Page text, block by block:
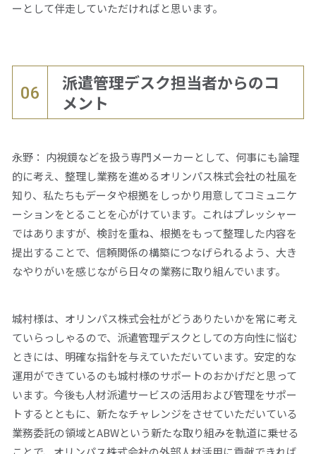
ーとして伴走していただければと思います。
06
派遣管理デスク担当者からのコ
メント
永野： 内視鏡などを扱う専門メーカーとして、何事にも論理
的に考え、整理し業務を進めるオリンパス株式会社の社風を
知り、私たちもデータや根拠をしっかり用意してコミュニケ
ーションをとることを心がけています。これはプレッシャー
ではありますが、検討を重ね、根拠をもって整理した内容を
提出することで、信頼関係の構築につなげられるよう、大き
なやりがいを感じながら日々の業務に取り組んでいます。
城村様は、オリンパス株式会社がどうありたいかを常に考え
ていらっしゃるので、派遣管理デスクとしての方向性に悩む
ときには、明確な指針を与えていただいています。安定的な
運用ができているのも城村様のサポートのおかげだと思って
います。今後も人材派遣サービスの活用および管理をサポー
トするとともに、新たなチャレンジをさせていただいている
業務委託の領域とABWという新たな取り組みを軌道に乗せる